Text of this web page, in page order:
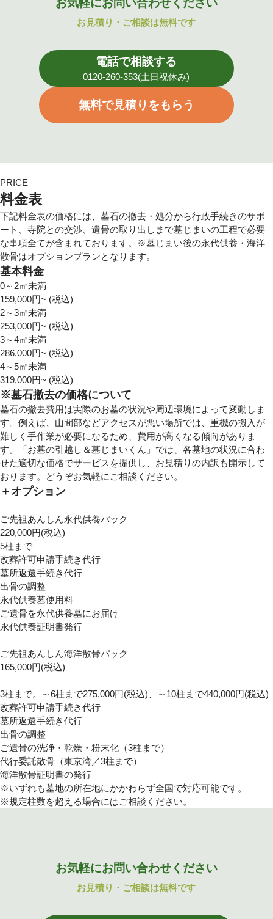
お気軽にお問い合わせください
お見積り・ご相談は無料です
電話で相談する
0120-260-353(土日祝休み)
無料で見積りをもらう
PRICE
料金表
下記料金表の価格には、墓石の撤去・処分から行政手続きのサポ
ート、寺院との交渉、遺骨の取り出しまで墓じまいの工程で必要
な事項全てが含まれております。※墓じまい後の永代供養・海洋
散骨はオプションプランとなります。
基本料金
0～2㎡未満
159,000円~ (税込)
2～3㎡未満
253,000円~ (税込)
3～4㎡未満
286,000円~ (税込)
4～5㎡未満
319,000円~ (税込)
※墓石撤去の価格について
墓石の撤去費用は実際のお墓の状況や周辺環境によって変動しま
す。例えば、山間部などアクセスが悪い場所では、重機の搬入が
難しく手作業が必要になるため、費用が高くなる傾向がありま
す。「お墓の引越し＆墓じまいくん」では、各墓地の状況に合わ
せた適切な価格でサービスを提供し、お見積りの内訳も開示して
おります。どうぞお気軽にご相談ください。
＋オプション
ご先祖あんしん永代供養パック
220,000円(税込)
5柱まで
改葬許可申請手続き代行
墓所返還手続き代行
出骨の調整
永代供養墓使用料
ご遺骨を永代供養墓にお届け
永代供養証明書発行
ご先祖あんしん海洋散骨パック
165,000円(税込)
3柱まで。～6柱まで275,000円(税込)、～10柱まで440,000円(税込)
改葬許可申請手続き代行
墓所返還手続き代行
出骨の調整
ご遺骨の洗浄・乾燥・粉末化（3柱まで）
代行委託散骨（東京湾／3柱まで）
海洋散骨証明書の発行
※いずれも墓地の所在地にかかわらず全国で対応可能です。
※規定柱数を超える場合にはご相談ください。
お気軽にお問い合わせください
お見積り・ご相談は無料です